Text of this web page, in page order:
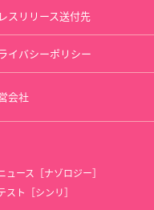
スリリース送付先
イバシーポリシー
会社
ュース［ナゾロジー］
スト［シンリ］